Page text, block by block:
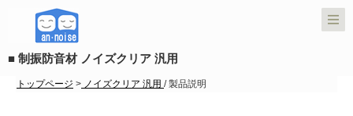
■ 制振防音材 ノイズクリア 汎用
トップページ > ノイズクリア 汎用 / 製品説明